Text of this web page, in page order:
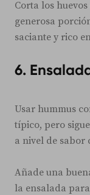
Corta los
generosa
saciante y rico
6.
Usar hummus
típico, pero
a nivel de sabor
Añade una
la ensalada